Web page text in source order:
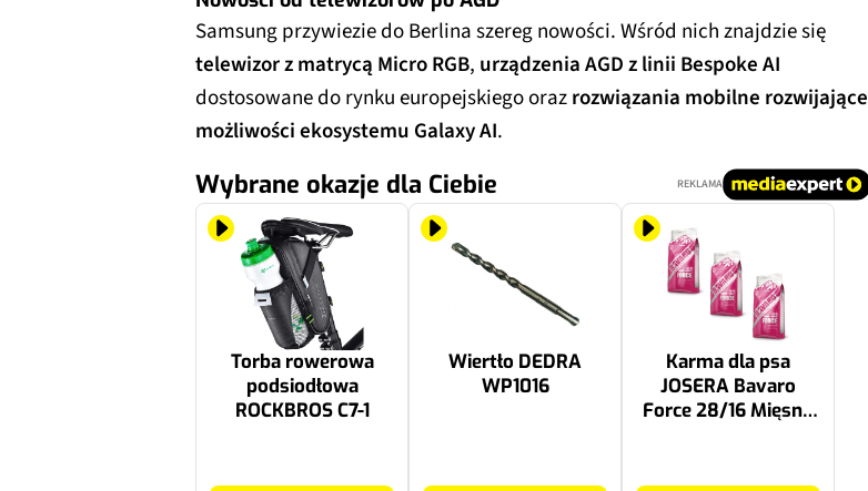
Samsung przywiezie do Berlina szereg nowości. Wśród nich znajdzie się
telewizor z matrycą Micro RGB, urządzenia AGD z linii Bespoke AI
dostosowane do rynku europejskiego orazrozwiązania mobilne rozwijające
możliwości ekosystemu Galaxy AI.
Wybrane okazje dla Ciebie REKLAMA
Torba rowerowa
podsiodłowa
ROCKBROS C7-1
Wiertło DEDRA
WP1016
Karma dla psa
JOSERA Bavaro
Force 28/16 Mięsny